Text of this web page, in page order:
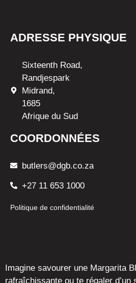
Imagine savourer une Margarita
rafraîchissante ou te régaler d’un
ADRESSE PHYSIQUE
Sixteenth Road,
Randjespark
Midrand,
1685
Afrique du Sud
COORDONNÉES
butlers@dgb.co.za
+27 11 653 1000
Politique de confidentialité